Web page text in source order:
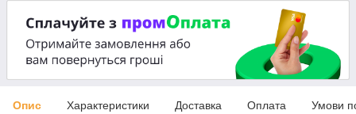
Опис Характеристики Доставка Оплата Умови